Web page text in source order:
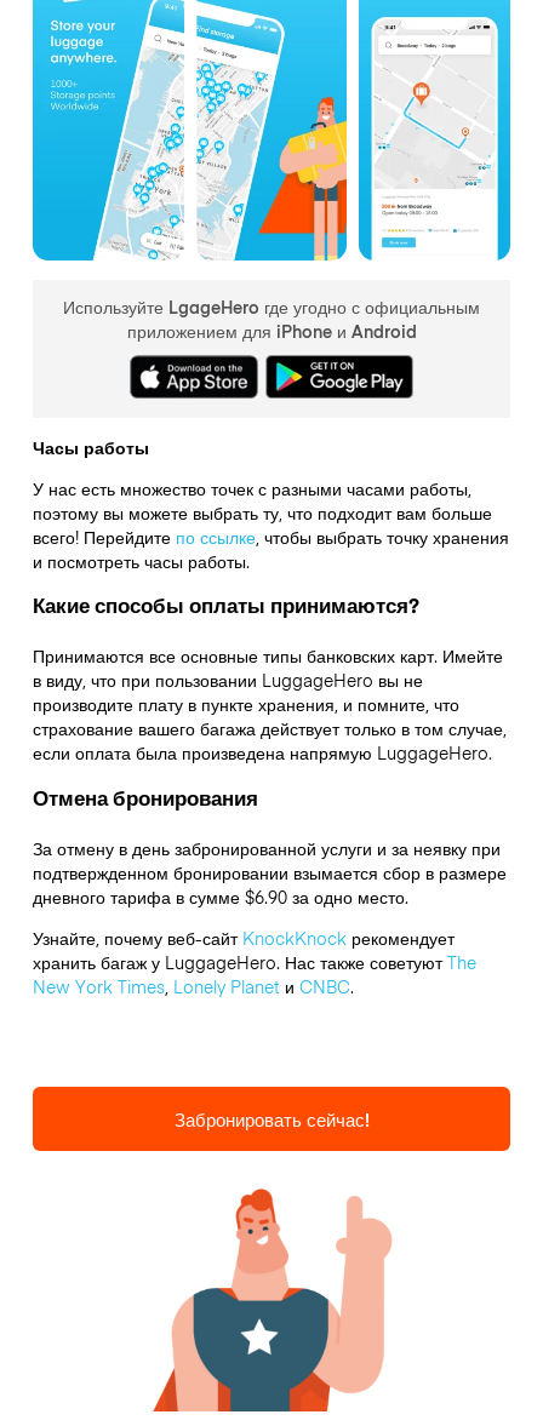
Используйте LgageHero где угодно с официальным
приложением для iPhone и Android
Часы работы
У нас есть множество точек с разными часами работы,
поэтому вы можете выбрать ту, что подходит вам больше
всего! Перейдите по ссылке,чтобы выбрать точку хранения
и посмотреть часы работы.
Какие способы оплаты принимаются?
Принимаются все основные типы банковских карт. Имейте
в виду, что при пользовании LuggageHero вы не
производите плату в пункте хранения, и помните, что
страхование вашего багажа действует только в том случае,
если оплата была произведена напрямую LuggageHero.
Отмена бронирования
За отмену в день забронированной услуги и за неявку при
подтвержденном бронировании взымается сбор в размере
дневного тарифа в сумме $6.90 за одно место.
Узнайте, почему веб-сайт KnockKnockрекомендует
хранить багаж у LuggageHero. Нас также советуютThe
New York Times, Lonely Planetи CNBC.
Забронировать сейчас!